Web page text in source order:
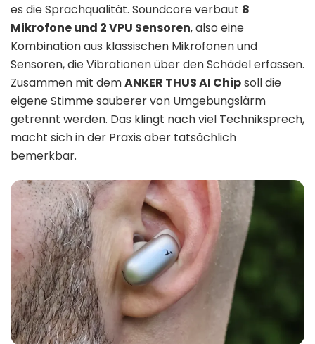
es die Sprachqualität. Soundcore verbaut 8
Mikrofone und 2 VPU Sensoren, also eine
Kombination aus klassischen Mikrofonen und
Sensoren, die Vibrationen über den Schädel erfassen.
Zusammen mit demANKER THUS AI Chipsoll die
eigene Stimme sauberer von Umgebungslärm
getrennt werden. Das klingt nach viel Techniksprech,
macht sich in der Praxis aber tatsächlich
bemerkbar.